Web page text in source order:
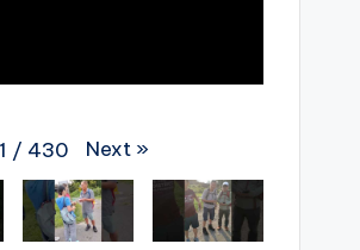
1 / 430 Next »